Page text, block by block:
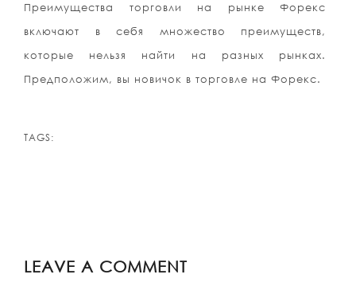
Преимущества торговли на рынке Форекс
включают в себя множество преимуществ,
которые нельзя найти на разных рынках.
Предположим, вы новичок в торговле на Форекс.
TAGS:
LEAVE A COMMENT